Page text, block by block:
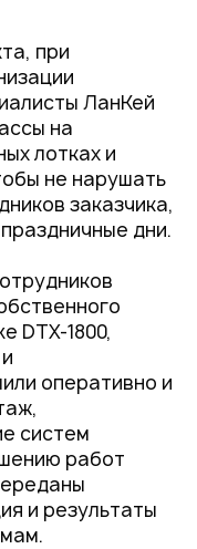
при
ЛанКей
на
лотках и
не нарушать
заказчика,
дни.
DTX-1800,
оперативно и
систем
работ
и результаты